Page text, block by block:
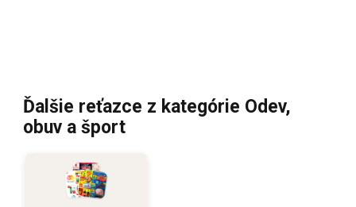
Ďalšie reťazce z kategórie Odev,
obuv a šport